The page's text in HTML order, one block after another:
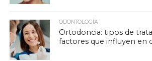
ODONTOLOGÍA
Ortodoncia: tipos de
factores que influyen en